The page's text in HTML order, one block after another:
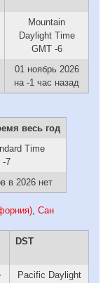
Mountain
Daylight Time
GMT -6
01 ноябрь 2026
на -1 час назад
весь год
Time
-7
в 2026 нет
, Сан
DST
Pacific Daylight